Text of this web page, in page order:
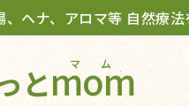
ヘナ、アロマ等 自然療
とmom